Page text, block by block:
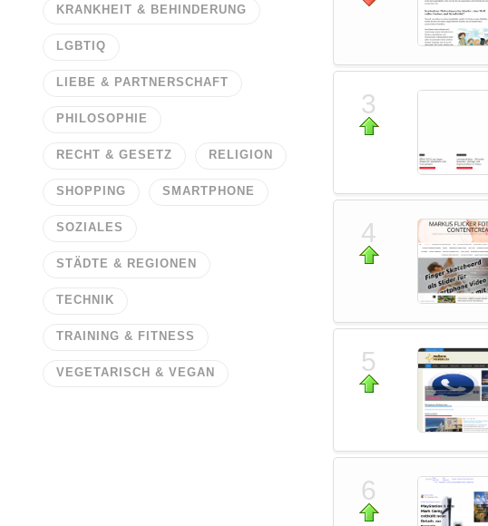
KRANKHEIT & BEHINDERUNG
LGBTIQ
LIEBE & PARTNERSCHAFT
PHILOSOPHIE
RECHT & GESETZ RELIGION
SHOPPING SMARTPHONE
SOZIALES
STÄDTE & REGIONEN
TECHNIK
TRAINING & FITNESS
VEGETARISCH & VEGAN
3
4
5
6